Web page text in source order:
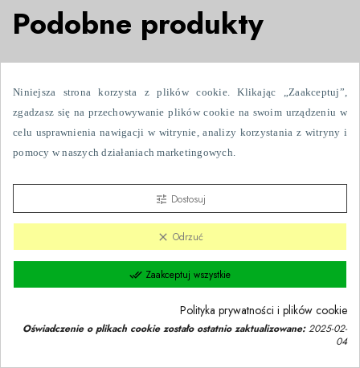
Podobne produkty
NOWY 
Niniejsza strona korzysta z plików cookie. Klikając „Zaakceptuj”,
zgadzasz się na przechowywanie plików cookie na swoim urządzeniu w
celu usprawnienia nawigacji w witrynie, analizy korzystania z witryny i
pomocy w naszych działaniach marketingowych.
tune Dostosuj
clear Odrzuć
done_all Zaakceptuj wszystkie
Polityka prywatności i plików cookie
Oświadczenie o plikach cookie zostało ostatnio zaktualizowane:2025-02-
04